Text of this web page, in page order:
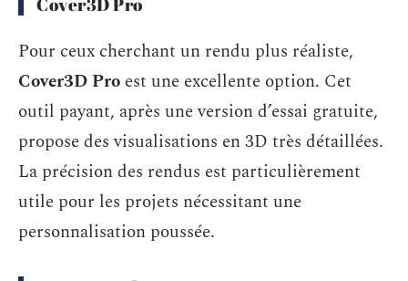
Pour ceux cherchant un rendu plus réaliste,
Cover3D Pro est une excellente option. Cet
outil payant, après une version d’essai gratuite,
propose des visualisations en 3D très détaillées.
La précision des rendus est particulièrement
utile pour les projets nécessitant une
personnalisation poussée.